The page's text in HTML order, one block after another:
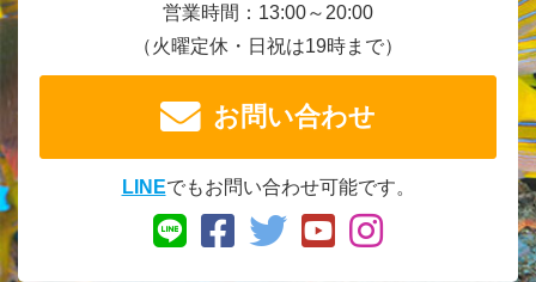
営業時間：13:00～20:00
（火曜定休・日祝は19時まで）
お問い合わせ
LINEでもお問い合わせ可能です。